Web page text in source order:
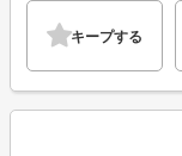
キープする